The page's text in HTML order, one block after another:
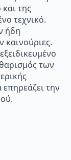
της
τεχνικό.
ήδη
των
την